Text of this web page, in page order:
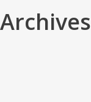
Archives